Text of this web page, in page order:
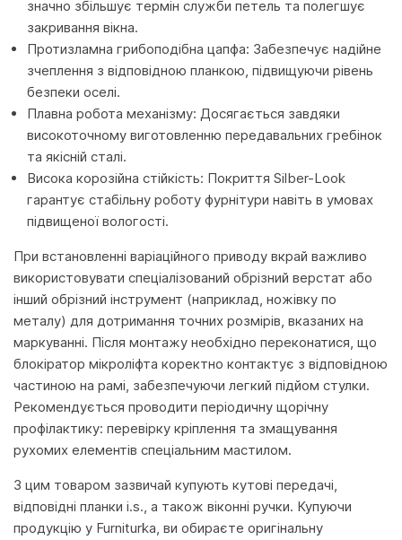
значно збільшує термін служби петель та полегшує
закривання вікна.
Протизламна грибоподібна цапфа: Забезпечує надійне
зчеплення з відповідною планкою, підвищуючи рівень
безпеки оселі.
Плавна робота механізму: Досягається завдяки
високоточному виготовленню передавальних гребінок
та якісній сталі.
Висока корозійна стійкість: Покриття Silber-Look
гарантує стабільну роботу фурнітури навіть в умовах
підвищеної вологості.
При встановленні варіаційного приводу вкрай важливо
використовувати спеціалізований обрізний верстат або
інший обрізний інструмент (наприклад, ножівку по
металу) для дотримання точних розмірів, вказаних на
маркуванні. Після монтажу необхідно переконатися, що
блокіратор мікроліфта коректно контактує з відповідною
частиною на рамі, забезпечуючи легкий підйом стулки.
Рекомендується проводити періодичну щорічну
профілактику: перевірку кріплення та змащування
рухомих елементів спеціальним мастилом.
З цим товаром зазвичай купують кутові передачі,
відповідні планки i.s., а також віконні ручки. Купуючи
продукцію у Furniturka, ви обираєте оригінальну